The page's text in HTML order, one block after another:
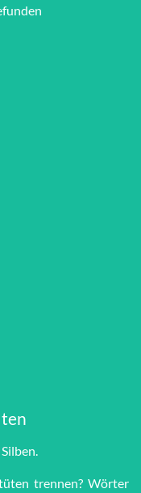
ten
trennen? Wörter